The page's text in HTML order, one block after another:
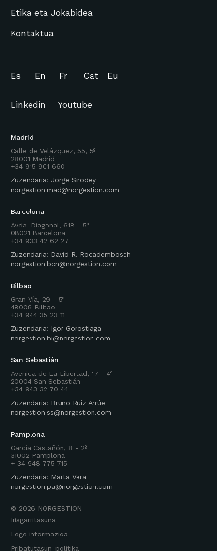
Etika eta Jokabidea
Kontaktua
Madrid
Calle de Velázquez, 55, 5º
28001 Madrid
+34 915 901 660
Zuzendaria: Jorge Sirodey
norgestion.mad@norgestion.com
Barcelona
Avda. Diagonal, 618 - 5º
08021 Barcelona
+34 933 42 62 27
Zuzendaria: David R. Rocadembosch
norgestion.bcn@norgestion.com
Bilbao
Gran Vía, 29 - 5º
48009 Bilbao
+34 944 35 23 11
Zuzendaria: Igor Gorostiaga
norgestion.bi@norgestion.com
San Sebastián
Avenida de La Libertad, 17 - 4º
20004 San Sebastián
+34 943 32 70 44
Zuzendaria: Bruno Ruiz Arrúe
norgestion.ss@norgestion.com
Pamplona
García Castañón, 8 - 2º
31002 Pamplona
+ 34 948 775 715
Zuzendaria: Marta Vera
norgestion.pa@norgestion.com
Es En Fr Cat Eu
Linkedin Youtube
Irisgarritasuna
Lege informazioa
Pribatutasun-politika
© 2026 NORGESTION